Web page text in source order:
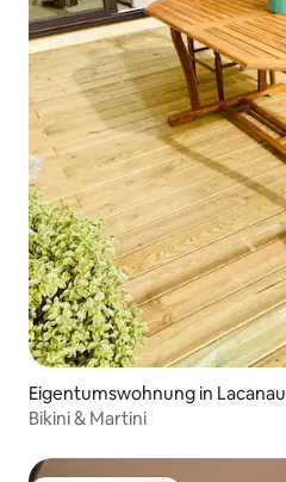
Eigentumswohnung in Lacanau
Bikini & Martini